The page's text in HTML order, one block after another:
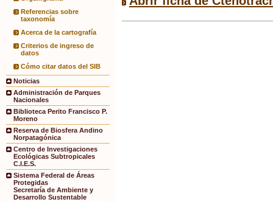
Referencias sobre
taxonomía
Acerca de la cartografía
Criterios de ingreso de
datos
Cómo citar datos del SIB
Noticias
Administración de Parques
Nacionales
Biblioteca Perito Francisco P.
Moreno
Reserva de Biosfera Andino
Norpatagónica
Centro de Investigaciones
Ecológicas Subtropicales
C.I.E.S.
Sistema Federal de Áreas
Protegidas
Secretaría de Ambiente y
Desarrollo Sustentable